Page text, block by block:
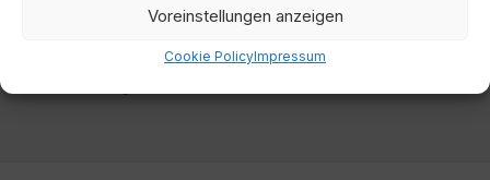
Voreinstellungen anzeigen
Cookie PolicyImpressum